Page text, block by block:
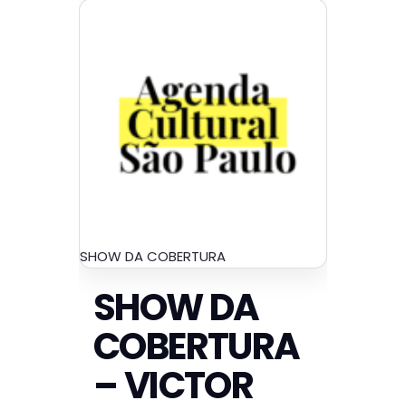
SHOW DA COBERTURA
SHOW DA
COBERTURA
– VICTOR